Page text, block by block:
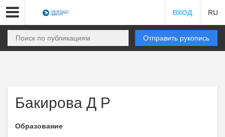
ВХОД RU
Отправить рукопись
Бакирова Д Р
Образование